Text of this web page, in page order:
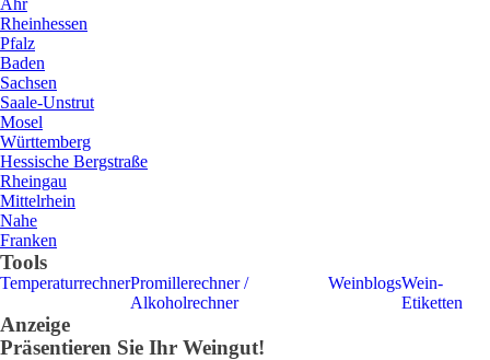
Ahr
Rheinhessen
Pfalz
Baden
Sachsen
Saale-Unstrut
Mosel
Württemberg
Hessische Bergstraße
Rheingau
Mittelrhein
Nahe
Franken
Tools
TemperaturrechnerPromillerechner /
Alkoholrechner
WeinblogsWein-
Etiketten
Anzeige
Präsentieren Sie Ihr Weingut!